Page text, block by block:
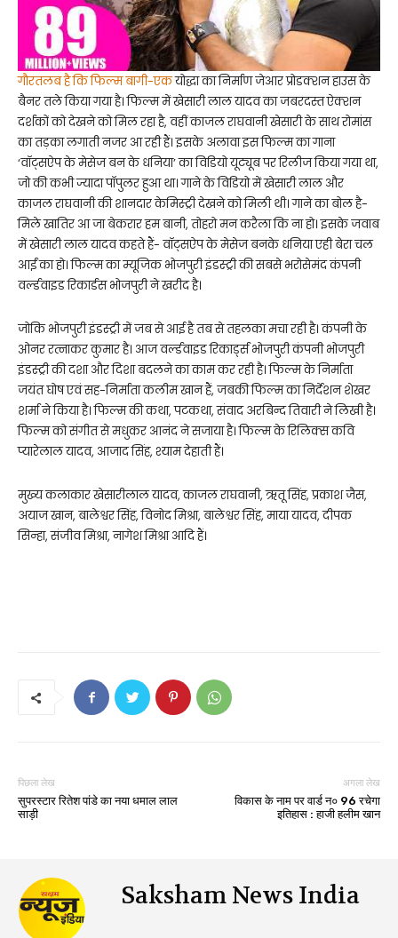
गौरतलब है कि फिल्म बागी-एकयोद्धा का निर्माण जेआर प्रोडक्शन हाउस के
बैनर तले किया गया है। फिल्म में खेसारी लाल यादव का जबरदस्त ऐक्शन
दर्शकों को देखने को मिल रहा है, वहीं काजल राघवानी खेसारी के साथ रोमांस
का तड़का लगाती नजर आ रही हैं। इसके अलावा इस फिल्म का गाना
‘वॉट्सऐप के मेसेज बन के धनिया’ का विडियो यूट्यूब पर रिलीज किया गया था,
जो की कभी ज्यादा पॉपुलर हुआ था। गाने के विडियो में खेसारी लाल और
काजल राघवानी की शानदार केमिस्ट्री देखने को मिली थी। गाने का बोल है-
मिले खातिर आ जा बेकरार हम बानी, तोहरो मन करैला कि ना हो। इसके जवाब
में खेसारी लाल यादव कहते हैं- वॉट्सऐप के मेसेज बनके धनिया एही बेरा चल
आईं का हो। फिल्म का म्यूजिक भोजपुरी इंडस्ट्री की सबसे भरोसेमंद कंपनी
वर्ल्डवाइड रिकार्डस भोजपुरी ने खरीद है।
जोकि भोजपुरी इंडस्ट्री में जब से आई है तब से तहलका मचा रही है। कंपनी के
ओनर रत्नाकर कुमार है। आज वर्ल्डवाइड रिकार्ड्स भोजपुरी कंपनी भोजपुरी
इंडस्ट्री की दशा और दिशा बदलने का काम कर रही है। फिल्म के निर्माता
जयंत घोष एवं सह-निर्माता कलीम खान हैं, जबकी फिल्म का निर्देशन शेखर
शर्मा ने किया है। फिल्म की कथा, पटकथा, संवाद अरबिन्द तिवारी ने लिखी है।
फिल्म को संगीत से मधुकर आनंद ने सजाया है। फिल्म के रिलिक्स कवि
प्यारेलाल यादव, आजाद सिंह, श्याम देहाती हैं।
मुख्य कलाकार खेसारीलाल यादव, काजल राघवानी, ऋतू सिंह, प्रकाश जैस,
अयाज खान, बालेश्वर सिंह, विनोद मिश्रा, बालेश्वर सिंह, माया यादव, दीपक
सिन्हा, संजीव मिश्रा, नागेश मिश्रा आदि हैं।
पिछला लेख
सुपरस्टार रितेश पांडे का नया धमाल लाल
साड़ी
अगला लेख
विकास के नाम पर वार्ड न० 96 रचेगा
इतिहास : हाजी हलीम खान
Saksham News India